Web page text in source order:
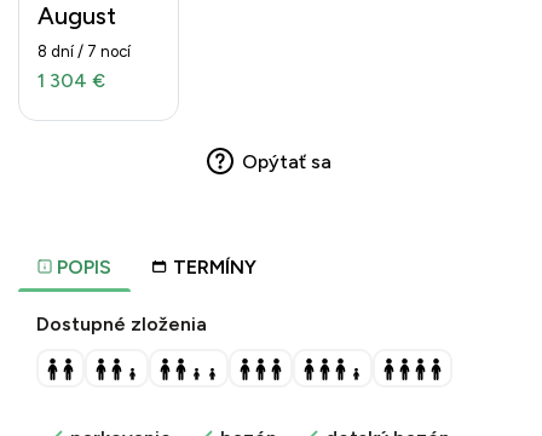
POPIS TERMÍNY
Dostupné zloženia
August
8 dní / 7 nocí
1 304 €
Opýtať sa